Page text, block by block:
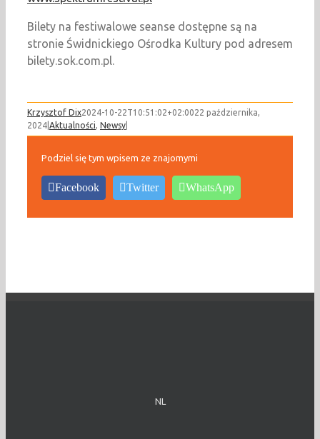
Bilety na festiwalowe seanse dostępne są na
stronie Świdnickiego Ośrodka Kultury pod adresem
bilety.sok.com.pl.
Krzysztof Dix2024-10-22T10:51:02+02:0022 października,
2024 Aktualności, Newsy
Podziel się tym wpisem ze znajomymi
Facebook Twitter WhatsApp
NL